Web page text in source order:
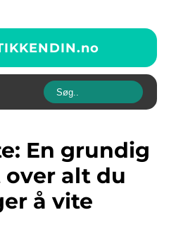
no
alt du
å vite